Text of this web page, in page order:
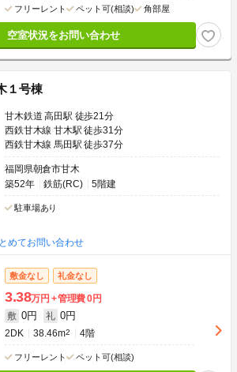
フリーレント ペット可(相談) 角部屋
空室状況をお問い合わせ
１号棟
甘木鉄道 高田駅 徒歩21分
西鉄甘木線 甘木駅 徒歩31分
西鉄甘木線 馬田駅 徒歩37分
福岡県朝倉市甘木
築52年
鉄筋(RC) 5階建
駐車場あり
めてお問い合わせ
敷金なし 礼金なし
3.38万円 管理費0円
敷 0円 礼 0円
2DK 38.46m2 4階
フリーレント ペット可(相談)